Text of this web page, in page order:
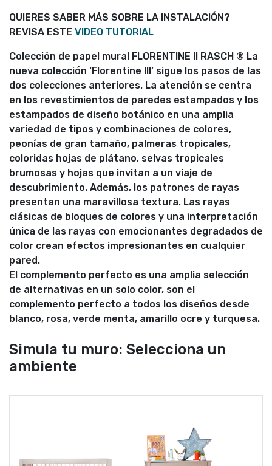
QUIERES SABER MÁS SOBRE LA INSTALACIÓN?
REVISA ESTE VIDEO TUTORIAL
Colección de papel mural FLORENTINE II RASCH ® La
nueva colección ‘Florentine III’ sigue los pasos de las
dos colecciones anteriores. La atención se centra
en los revestimientos de paredes estampados y los
estampados de diseño botánico en una amplia
variedad de tipos y combinaciones de colores,
peonías de gran tamaño, palmeras tropicales,
coloridas hojas de plátano, selvas tropicales
brumosas y hojas que invitan a un viaje de
descubrimiento. Además, los patrones de rayas
presentan una maravillosa textura. Las rayas
clásicas de bloques de colores y una interpretación
única de las rayas con emocionantes degradados de
color crean efectos impresionantes en cualquier
pared.
El complemento perfecto es una amplia selección
de alternativas en un solo color, son el
complemento perfecto a todos los diseños desde
blanco, rosa, verde menta, amarillo ocre y turquesa.
Simula tu muro: Selecciona un
ambiente